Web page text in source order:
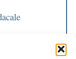
2 milioni